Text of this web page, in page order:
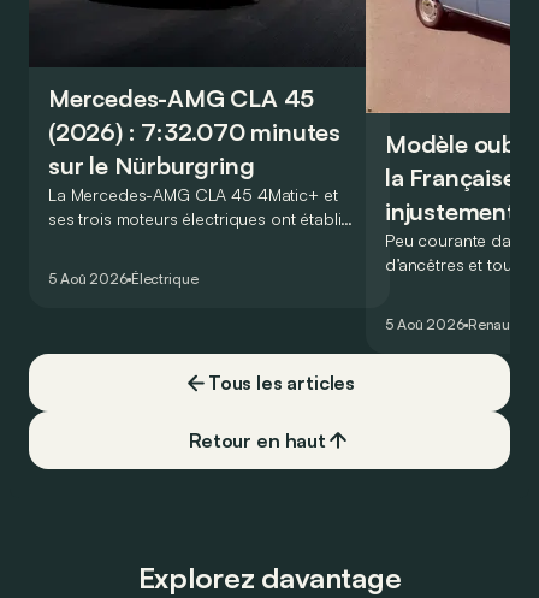
Mercedes-AMG CLA 45
(2026) : 7:32.070 minutes
sur le Nürburgring
La Mercedes-AMG CLA 45 4Matic+ et
ses trois moteurs électriques ont établi
circuit du Nürburgring… mais lequel ?
5 Aoû 2026 Électrique
Modèle
la Française
injustement
Peu courante dans
d’ancêtres et
proposait en 1965
!
5 Aoû 2026 Renault
Tous les articles
Retour en haut
Explorez davantage